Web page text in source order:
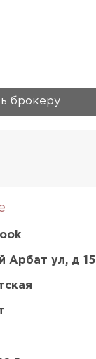
брокеру
Арбат ул, д 15